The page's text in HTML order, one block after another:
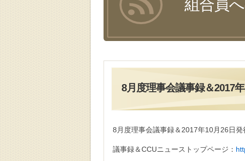
組合員
8月度理事会議事録＆2017
8月度理事会議事録＆2017年10月26日発
議事録＆CCUニューストップページ：